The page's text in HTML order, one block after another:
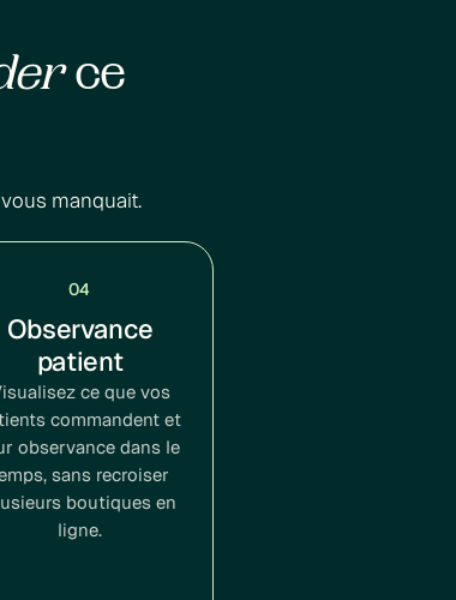
ce
manquait.
04
Observance
patient
ce que vos
commandent et
observance dans le
sans recroiser
boutiques en
ligne.